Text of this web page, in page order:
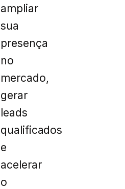
ampliar
sua
presença
no
mercado,
gerar
leads
qualificados
e
acelerar
o